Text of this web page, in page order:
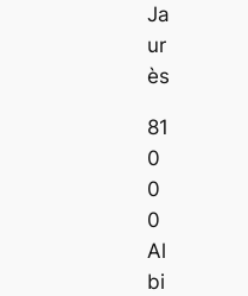
Ja
ur
ès
81
0
0
0
Al
bi